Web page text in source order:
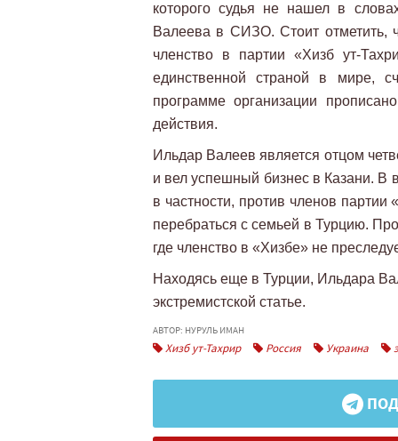
которого судья не нашел в
Валеева в СИЗО. Стоит отметить,
членство в партии «Хизб ут-
единственной страной в мире,
программе организации
действия.
Ильдар Валеев является отцом
и вел успешный бизнес в Казани. В
в частности, против членов
перебраться с семьей в Турцию.
где членство в «Хизбе» не
Находясь еще в Турции, Ильдара
экстремистской статье.
АВТОР: НУРУЛЬ ИМАН
Хизб ут-Тахрир Россия Украина